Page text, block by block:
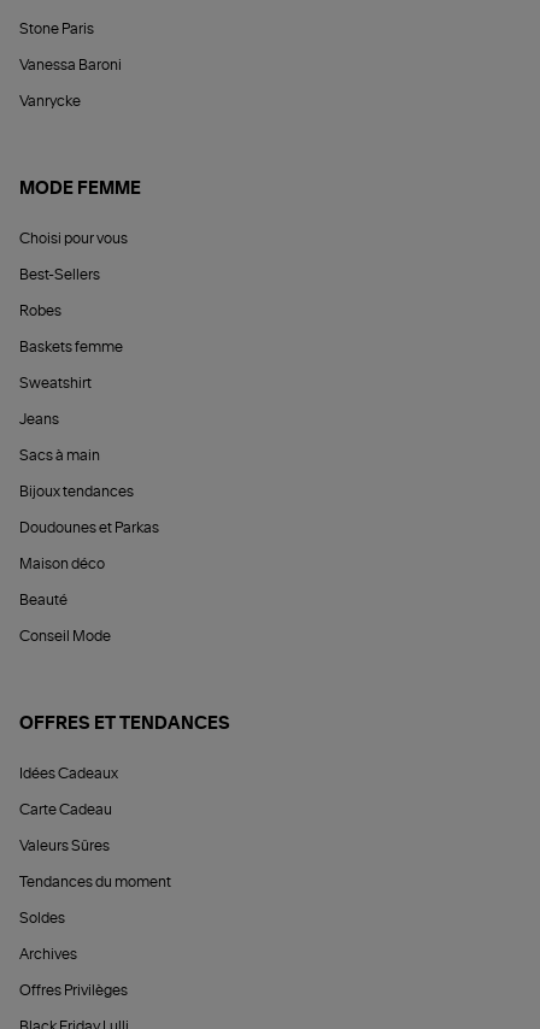
Stone Paris
Vanessa Baroni
Vanrycke
MODE FEMME
Choisi pour vous
Best-Sellers
Robes
Baskets femme
Sweatshirt
Jeans
Sacs à main
Bijoux tendances
Doudounes et Parkas
Maison déco
Beauté
Conseil Mode
OFFRES ET TENDANCES
Idées Cadeaux
Carte Cadeau
Valeurs Sûres
Tendances du moment
Soldes
Archives
Offres Privilèges